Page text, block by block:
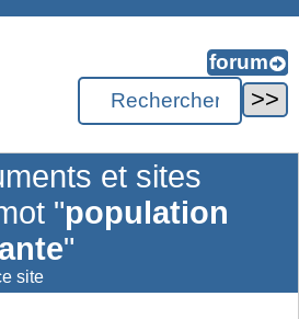
et sites
"population
"
site